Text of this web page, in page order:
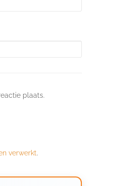
plaats.
verwerkt.